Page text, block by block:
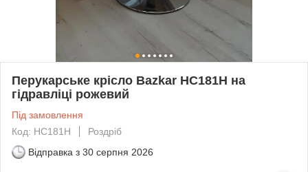
Перукарське крісло Bazkar HC181H на
гідравліці рожевий
Під замовлення
Код: HC181H
Роздріб
Відправка з 30 серпня 2026